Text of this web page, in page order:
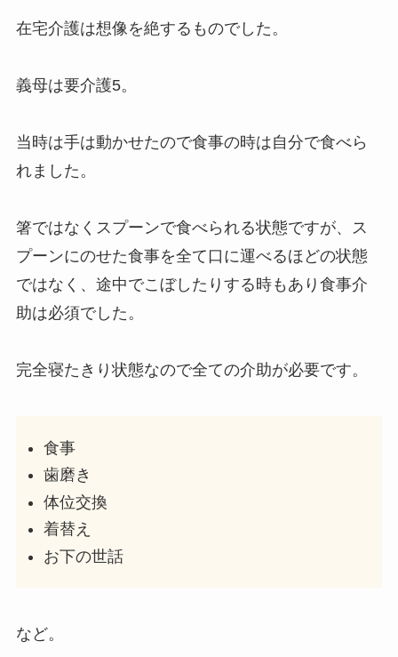
在宅介護は想像を絶するものでした。
義母は要介護5。
当時は手は動かせたので食事の時は自分で食べら
れました。
箸ではなくスプーンで食べられる状態ですが、ス
プーンにのせた食事を全て口に運べるほどの状態
ではなく、途中でこぼしたりする時もあり食事介
助は必須でした。
完全寝たきり状態なので全ての介助が必要です。
食事
歯磨き
体位交換
着替え
お下の世話
など。